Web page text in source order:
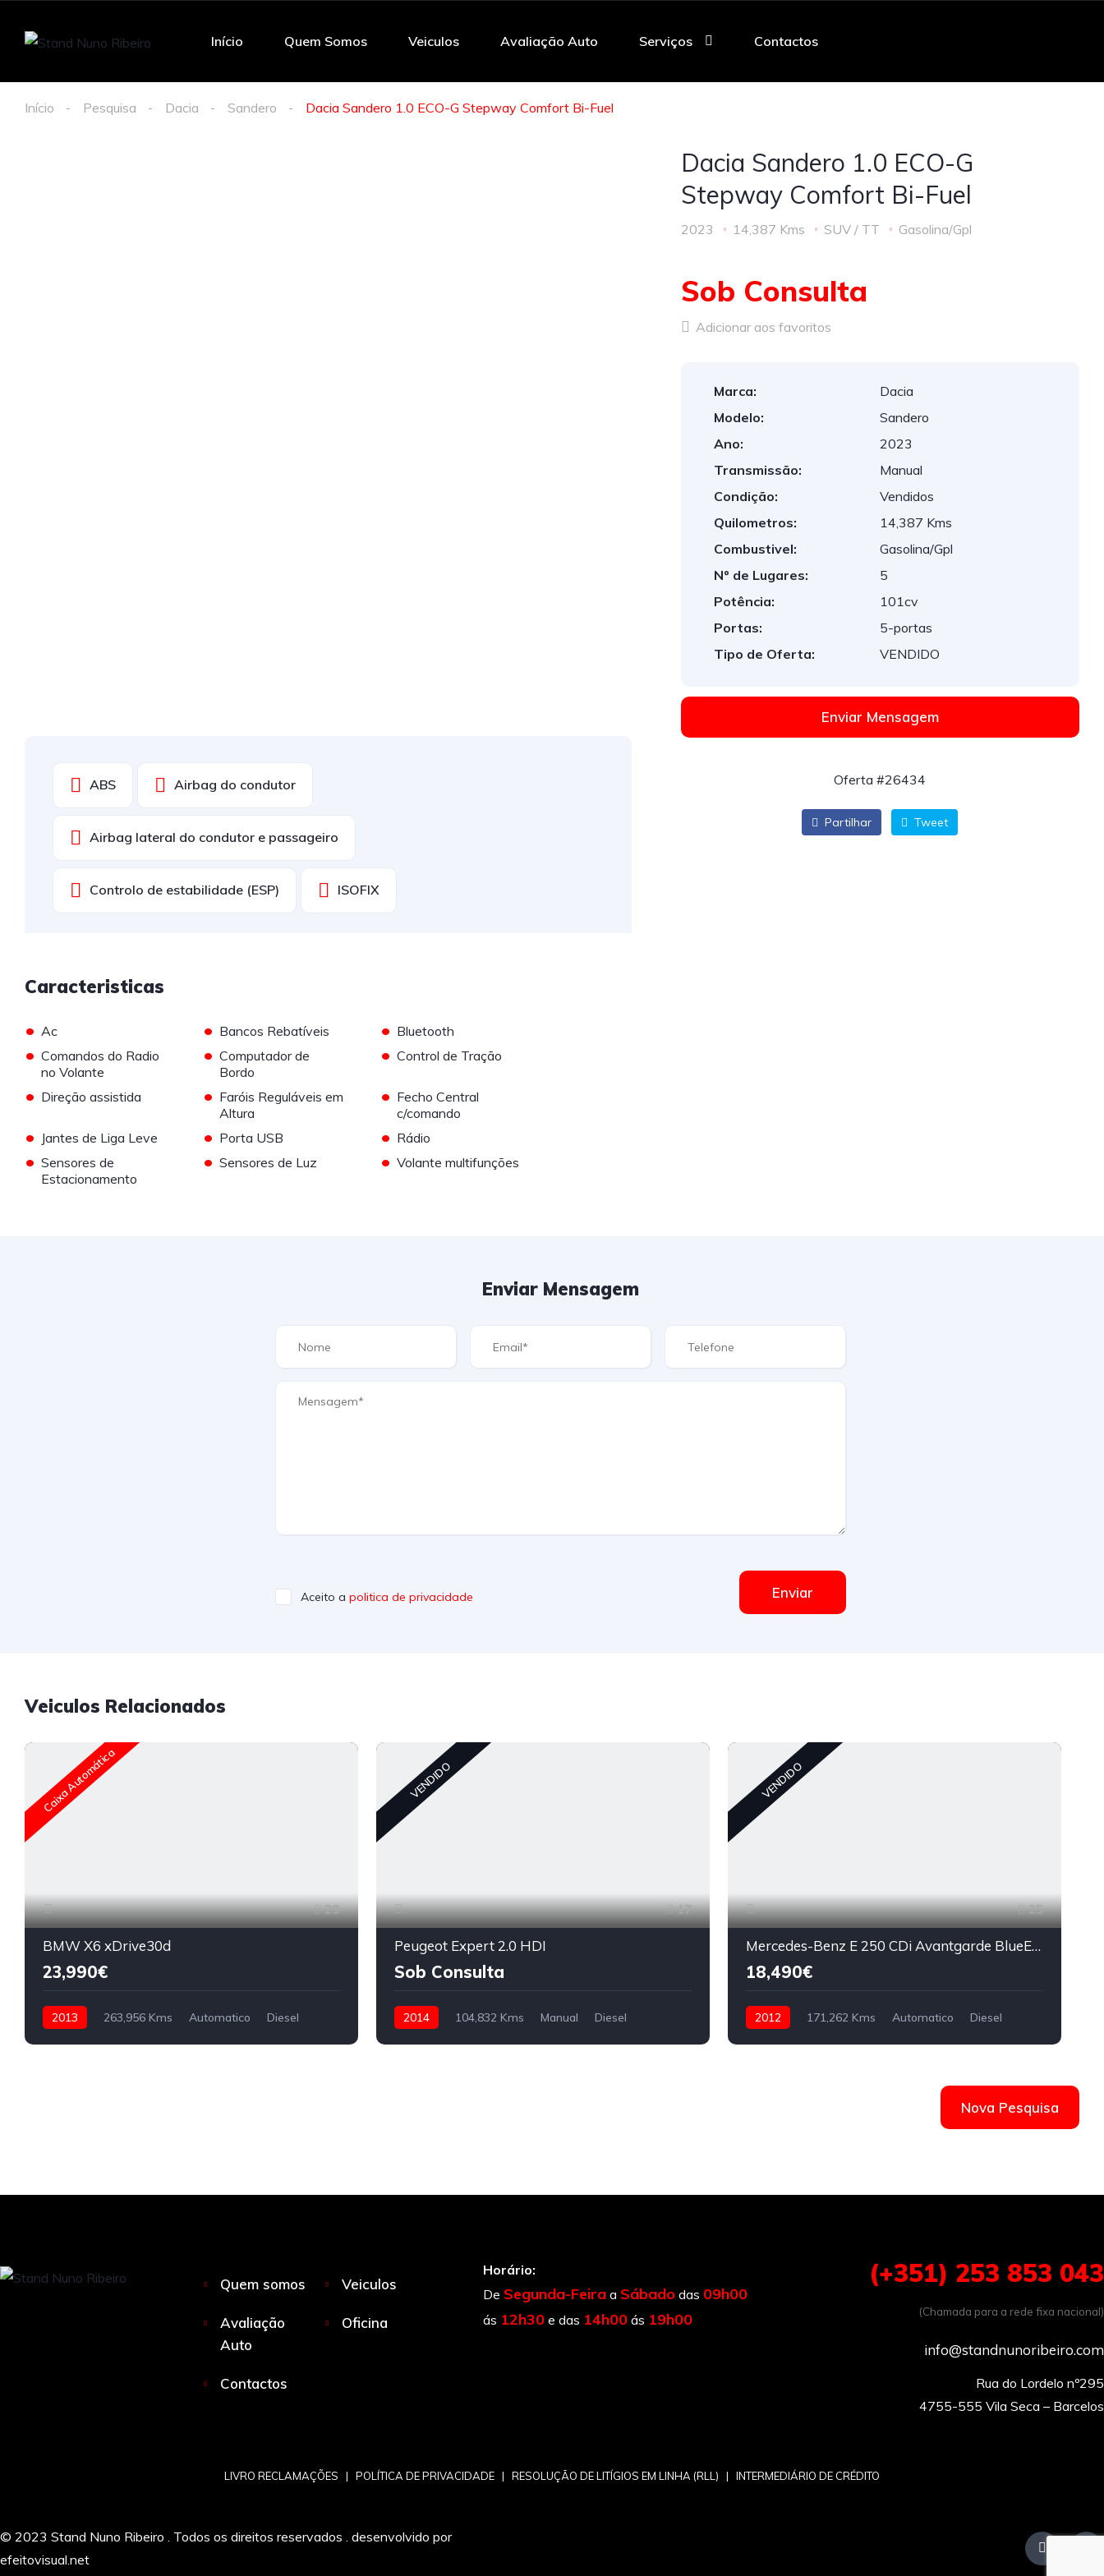
Início Quem Somos Veiculos Avaliação Auto Serviços Contactos
Início Pesquisa Dacia Sandero Dacia Sandero 1.0 ECO-G Stepway Comfort Bi-Fuel
ABS Airbag do condutor
Airbag lateral do condutor e passageiro
Controlo de estabilidade (ESP) ISOFIX
Caracteristicas
• Ac • Bancos Rebatíveis • Bluetooth
• Comandos do Radio
no Volante
• Computador de
Bordo
• Control de Tração
• Direção assistida • Faróis Reguláveis em
Altura
• Fecho Central
c/comando
• Jantes de Liga Leve • Porta USB • Rádio
• Sensores de
Estacionamento
• Sensores de Luz • Volante multifunções
Dacia Sandero 1.0 ECO-G
Stepway Comfort Bi-Fuel
2023 14,387 Kms SUV / TT Gasolina/Gpl
Sob Consulta
Adicionar aos favoritos
Marca:
Dacia
Modelo:
Sandero
Ano:
2023
Transmissão:
Manual
Condição:
Vendidos
Quilometros:
14,387 Kms
Combustivel:
Gasolina/Gpl
Nº de Lugares:
5
Potência:
101cv
Portas:
5-portas
Tipo de Oferta:
VENDIDO
Enviar Mensagem
Oferta #26434
Partilhar Tweet
Enviar Mensagem
Aceito a politica de privacidade Enviar
Veiculos Relacionados
Caixa Automática
29
BMW X6 xDrive30d
23,990€
2013 263,956 Kms Automatico Diesel
VENDIDO
17
Peugeot Expert 2.0 HDI
Sob Consulta
2014 104,832 Kms Manual Diesel
VENDIDO
25
Mercedes-Benz E 250 CDi Avantgarde BlueEfficiency Auto
18,490€
2012 171,262 Kms Automatico Diesel
Nova Pesquisa
Quem somos Veiculos
Avaliação
Auto
Oficina
Contactos
Horário:
De Segunda-Feiraa Sábado das 09h00
ás 12h30 e das 14h00 ás 19h00
(+351) 253 853 043
(Chamada para a rede fixa nacional)
info@standnunoribeiro.com
Rua do Lordelo nº295
LIVRO RECLAMAÇÕES | POLÍTICA DE PRIVACIDADE | RESOLUÇÃO DE LITÍGIOS EM LINHA (RLL) | INTERMEDIÁRIO DE CRÉDITO
© 2023 Stand Nuno Ribeiro . Todos os direitos reservados . desenvolvido por
efeitovisual.net